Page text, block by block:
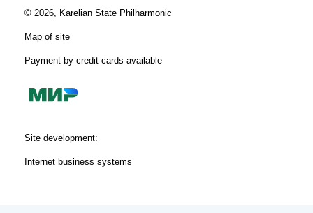
© 2026, Karelian State Philharmonic
Map of site
Payment by credit cards available
Site development:
Internet business systems